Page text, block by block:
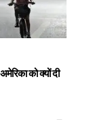
को क्यों दी